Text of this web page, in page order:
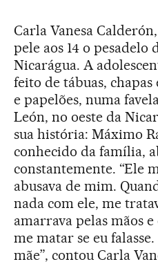
Carla Vanesa
pele aos 14 o pesadelo
Nicarágua. A
feito de tábuas,
e papelões, numa
León, no oeste da
sua história: Máximo
conhecido da família,
constantemente. “Ele
abusava de mim.
nada com ele, me
amarrava pelas mãos
me matar se eu
mãe”, contou Carla